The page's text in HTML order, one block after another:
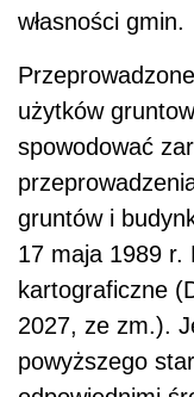
własności gmin.
użytków
spowodować
gruntów i
17 maja 1989 r.
kartograficzne
2027, ze zm.).
powyższego